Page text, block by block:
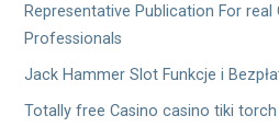
Representative Publication For
Professionals
Jack Hammer Slot Funkcje i
Totally free Casino casino tiki